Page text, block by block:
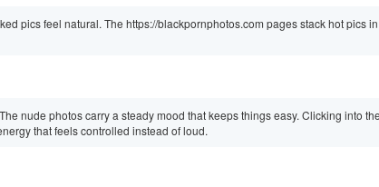
pics feel natural. The https://blackpornphotos.com pages stack hot pics
nude photos carry a steady mood that keeps things easy. Clicking into the
that feels controlled instead of loud.